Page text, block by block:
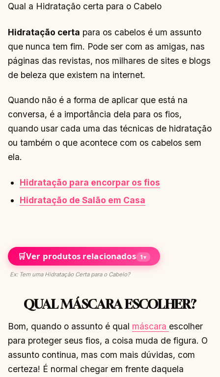
Qual a Hidratação certa para o Cabelo
Hidratação certa para os cabelos é um assunto
que nunca tem fim. Pode ser com as amigas, nas
páginas das revistas, nos milhares de sites e blogs
de beleza que existem na internet.
Quando não é a forma de aplicar que está na
conversa, é a importância dela para os fios,
quando usar cada uma das técnicas de hidratação
ou também o que acontece com os cabelos sem
ela.
Hidratação para encorpar os fios
Hidratação de Salão em Casa
🛒Ver produtos relacionados 1▾
Ex: Tem uma Hidratação Certa para o Cabelo?
QUAL MÁSCARA ESCOLHER?
Bom, quando o assunto é qual máscara escolher
para proteger seus fios, a coisa muda de figura. O
assunto continua, mas com mais dúvidas, com
certeza! É normal chegar em frente daquela